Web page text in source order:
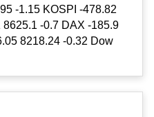
-1.15 KOSPI -478.82
-0.7 DAX -185.9
8218.24 -0.32 Dow